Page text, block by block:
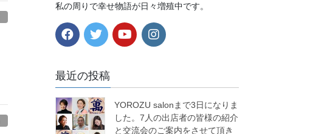
私の周りで幸せ物語が日々増殖中です。
最近の投稿
YOROZU salonまで3日になりま
した。7人の出店者の皆様の紹介
と交流会のご案内をさせて頂き